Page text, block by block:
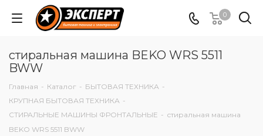
0
стиральная машина BEKO WRS 5511
BWW
Главная - Каталог - БЫТОВАЯ ТЕХНИКА -
КРУПНАЯ БЫТОВАЯ ТЕХНИКА -
СТИРАЛЬНЫЕ МАШИНЫ ФРОНТАЛЬНЫЕ - стиральная машина
BEKO WRS 5511 BWW